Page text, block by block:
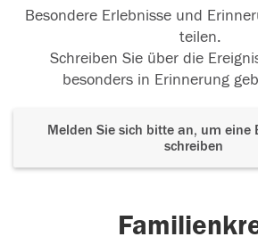
Besondere Erlebnisse und
teilen.
Schreiben Sie über die
besonders in Erinnerung
Melden Sie sich bitte an, um eine
schreiben